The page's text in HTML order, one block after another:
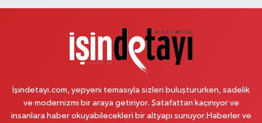
Reşitpaşa Mahallesi Tuncay Artun Caddesi No:10B Altınokta Körler Vakfı
Plevne Eczanesi
Mevlana Mahallesi İbrahim Hayırlıoğlu Caddesi 6 3 PLEVNE KONUTLARI
İşindetayi.com, yepyeni temasıyla sizleri buluştururken, sadelik
ve modernizmi bir araya getiriyor. Şatafattan kaçınıyor ve
insanlara haber okuyabilecekleri bir altyapı sunuyor.Haberler ve